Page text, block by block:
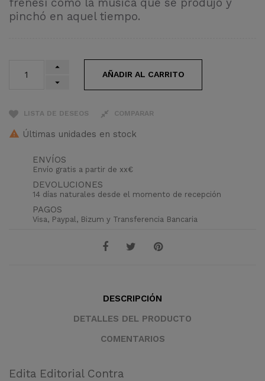
pinchó en aquel tiempo.
AÑADIR AL CARRITO
LISTA DE DESEOS COMPARAR
Últimas unidades en stock
ENVÍOS
Envío gratis a partir de xx€
DEVOLUCIONES
14 días naturales desde el momento de recepción
PAGOS
Visa, Paypal, Bizum y Transferencia Bancaria
DESCRIPCIÓN
DETALLES DEL PRODUCTO
COMENTARIOS
Edita Editorial Contra